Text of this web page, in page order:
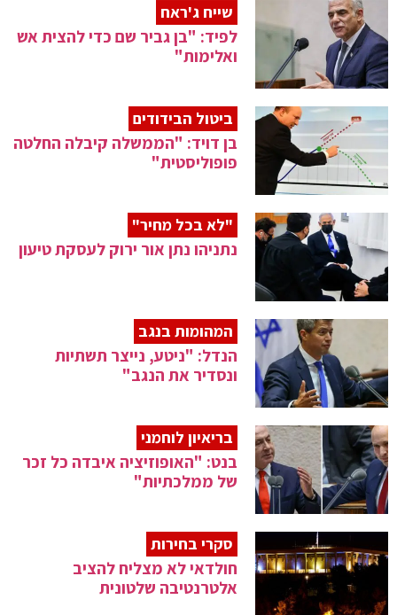
שייח ג'ראח
לפיד: "בן גביר שם כדי להצית אש
ואלימות"
ביטול הבידודים
בן דויד: "הממשלה קיבלה החלטה
פופוליסטית"
"לא בכל מחיר"
נתניהו נתן אור ירוק לעסקת טיעון
המהומות בנגב
הנדל: "ניטע, נייצר תשתיות
ונסדיר את הנגב"
בריאיון לוחמני
בנט: "האופוזיציה איבדה כל זכר
של ממלכתיות"
סקרי בחירות
חולדאי לא מצליח להציב
אלטרנטיבה שלטונית